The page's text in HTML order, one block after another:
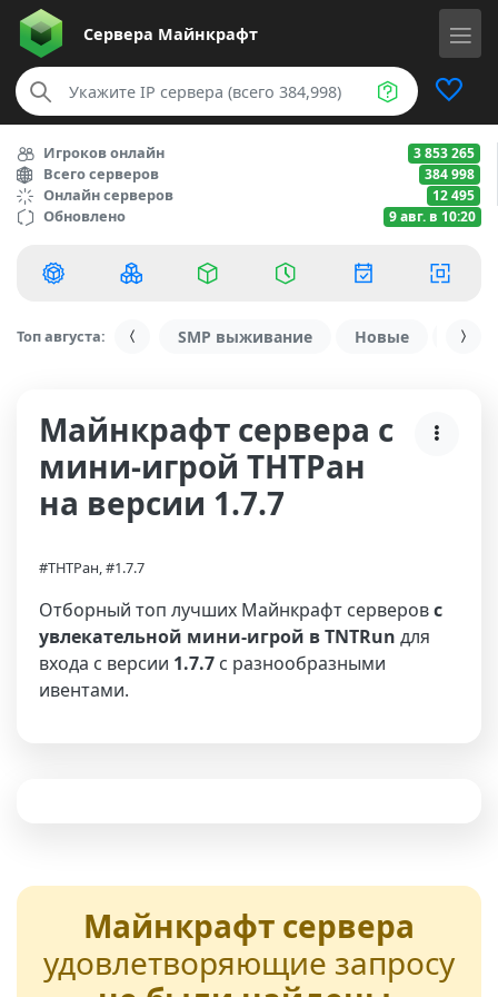
Сервера Майнкрафт
Игроков онлайн 3 853 265
Всего серверов 384 998
Онлайн серверов 12 495
Обновлено 9 авг. в 10:20
Топ августа: SMP выживание Новые С
Майнкрафт сервера с
мини-игрой ТНТРан
на версии 1.7.7
#ТНТРан, #1.7.7
Отборный топ лучших Майнкрафт серверовс
увлекательной мини-игрой в TNTRun для
входа с версии 1.7.7 с разнообразными
ивентами.
Майнкрафт сервера
удовлетворяющие запросу